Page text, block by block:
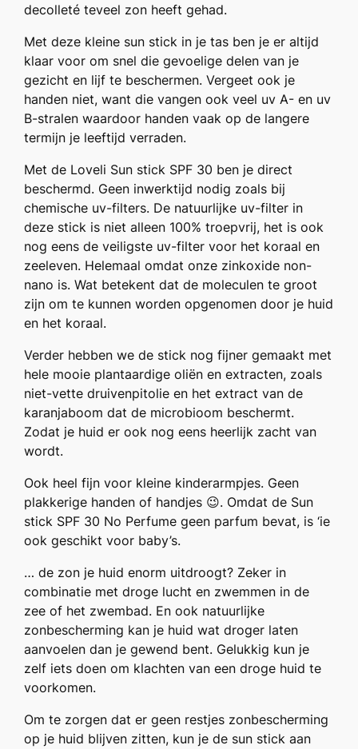
decolleté teveel zon heeft gehad.
Met deze kleine sun stick in je tas ben je er altijd
klaar voor om snel die gevoelige delen van je
gezicht en lijf te beschermen. Vergeet ook je
handen niet, want die vangen ook veel uv A- en uv
B-stralen waardoor handen vaak op de langere
termijn je leeftijd verraden.
Met de Loveli Sun stick SPF 30 ben je direct
beschermd. Geen inwerktijd nodig zoals bij
chemische uv-filters. De natuurlijke uv-filter in
deze stick is niet alleen 100% troepvrij, het is ook
nog eens de veiligste uv-filter voor het koraal en
zeeleven. Helemaal omdat onze zinkoxide non-
nano is. Wat betekent dat de moleculen te groot
zijn om te kunnen worden opgenomen door je huid
en het koraal.
Verder hebben we de stick nog fijner gemaakt met
hele mooie plantaardige oliën en extracten, zoals
niet-vette druivenpitolie en het extract van de
karanjaboom dat de microbioom beschermt.
Zodat je huid er ook nog eens heerlijk zacht van
wordt.
Ook heel fijn voor kleine kinderarmpjes. Geen
plakkerige handen of handjes 😉. Omdat de Sun
stick SPF 30 No Perfume geen parfum bevat, is ‘ie
ook geschikt voor baby’s.
… de zon je huid enorm uitdroogt? Zeker in
combinatie met droge lucht en zwemmen in de
zee of het zwembad. En ook natuurlijke
zonbescherming kan je huid wat droger laten
aanvoelen dan je gewend bent. Gelukkig kun je
zelf iets doen om klachten van een droge huid te
voorkomen.
Om te zorgen dat er geen restjes zonbescherming
op je huid blijven zitten, kun je de sun stick aan